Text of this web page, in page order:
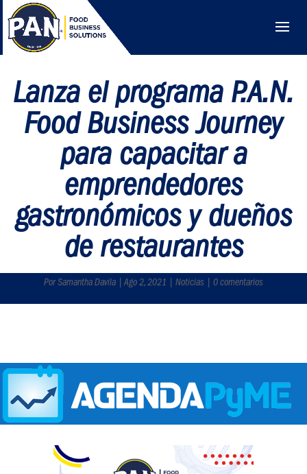
Lanza el programa P.A.N.
Food Business Journey
para capacitar a
emprendedores
gastronómicos y dueños
de restaurantes
Por Samantha Davila | Ago 2, 2021 | Noticias | 0 comentarios